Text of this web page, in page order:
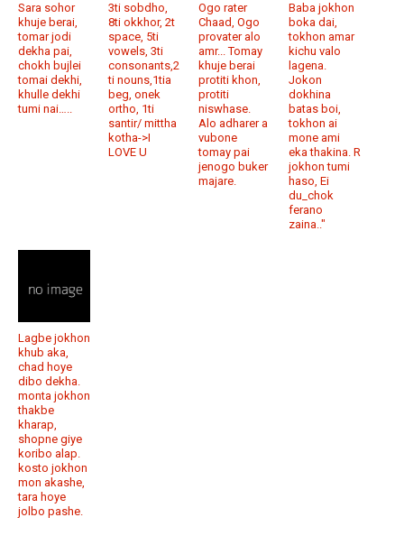
Sara sohor
khuje berai,
tomar jodi
dekha pai,
chokh bujlei
tomai dekhi,
khulle dekhi
tumi nai…..
3ti sobdho,
8ti okkhor, 2t
space, 5ti
vowels, 3ti
consonants,2
ti nouns,1tia
beg, onek
ortho, 1ti
santir/ mittha
kotha->I
LOVE U
Ogo rater
Chaad, Ogo
provater alo
amr... Tomay
khuje berai
protiti khon,
protiti
niswhase.
Alo adharer a
vubone
tomay pai
jenogo buker
majare.
Baba jokhon
boka dai,
tokhon amar
kichu valo
lagena.
Jokon
dokhina
batas boi,
tokhon ai
mone ami
eka thakina. R
jokhon tumi
haso, Ei
du_chok
ferano
zaina.."
Lagbe jokhon
khub aka,
chad hoye
dibo dekha.
monta jokhon
thakbe
kharap,
shopne giye
koribo alap.
kosto jokhon
mon akashe,
tara hoye
jolbo pashe.